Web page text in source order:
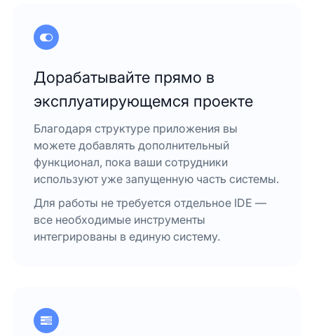
Дорабатывайте прямо в
эксплуатирующемся проекте
Благодаря структуре приложения вы
можете добавлять дополнительный
функционал, пока ваши сотрудники
используют уже запущенную часть системы.
Для работы не требуется отдельное IDE —
все необходимые инструменты
интегрированы в единую систему.